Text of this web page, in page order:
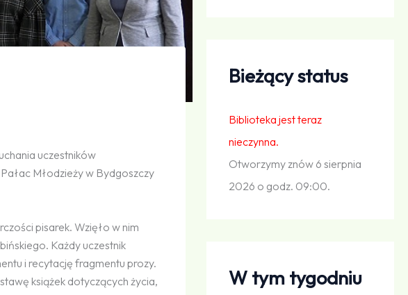
uczestników
Młodzieży w Bydgoszczy
pisarek. Wzięło w nim
Każdy uczestnik
i recytację fragmentu prozy.
książek dotyczących życia,
Bieżący status
Biblioteka jest teraz
nieczynna.
Otworzymy znów 6 sierpnia
2026 o godz. 09:00.
W tym tygodniu